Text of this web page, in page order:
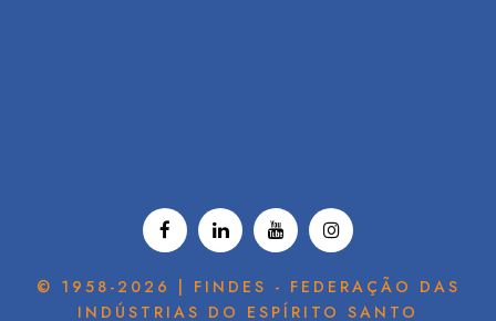
© 1958-2026 | FINDES - FEDERAÇÃO DAS
INDÚSTRIAS DO ESPÍRITO SANTO